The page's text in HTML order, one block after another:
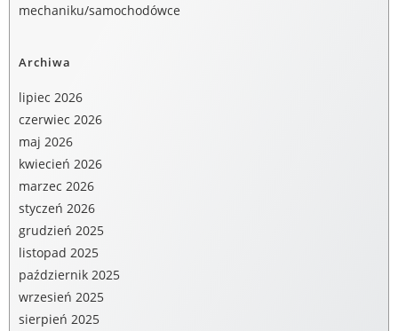
mechaniku/samochodówce
Archiwa
lipiec 2026
czerwiec 2026
maj 2026
kwiecień 2026
marzec 2026
styczeń 2026
grudzień 2025
listopad 2025
październik 2025
wrzesień 2025
sierpień 2025